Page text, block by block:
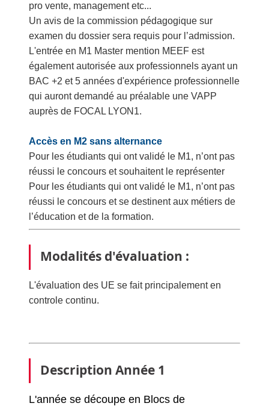
pro vente, management etc...
Un avis de la commission pédagogique sur
examen du dossier sera requis pour l’admission.
L'entrée en M1 Master mention MEEF est
également autorisée aux professionnels ayant un
BAC +2 et 5 années d'expérience professionnelle
qui auront demandé au préalable une VAPP
auprès de FOCAL LYON1.
Accès en M2 sans alternance
Pour les étudiants qui ont validé le M1, n’ont pas
réussi le concours et souhaitent le représenter
Pour les étudiants qui ont validé le M1, n’ont pas
réussi le concours et se destinent aux métiers de
l’éducation et de la formation.
Modalités d'évaluation :
L'évaluation des UE se fait principalement en
controle continu.
Description Année 1
L'année se découpe en Blocs de